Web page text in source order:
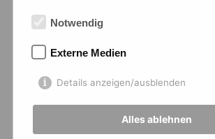
Notwendig
Externe Medien
Details anzeigen/ausblenden
Alles ablehnen